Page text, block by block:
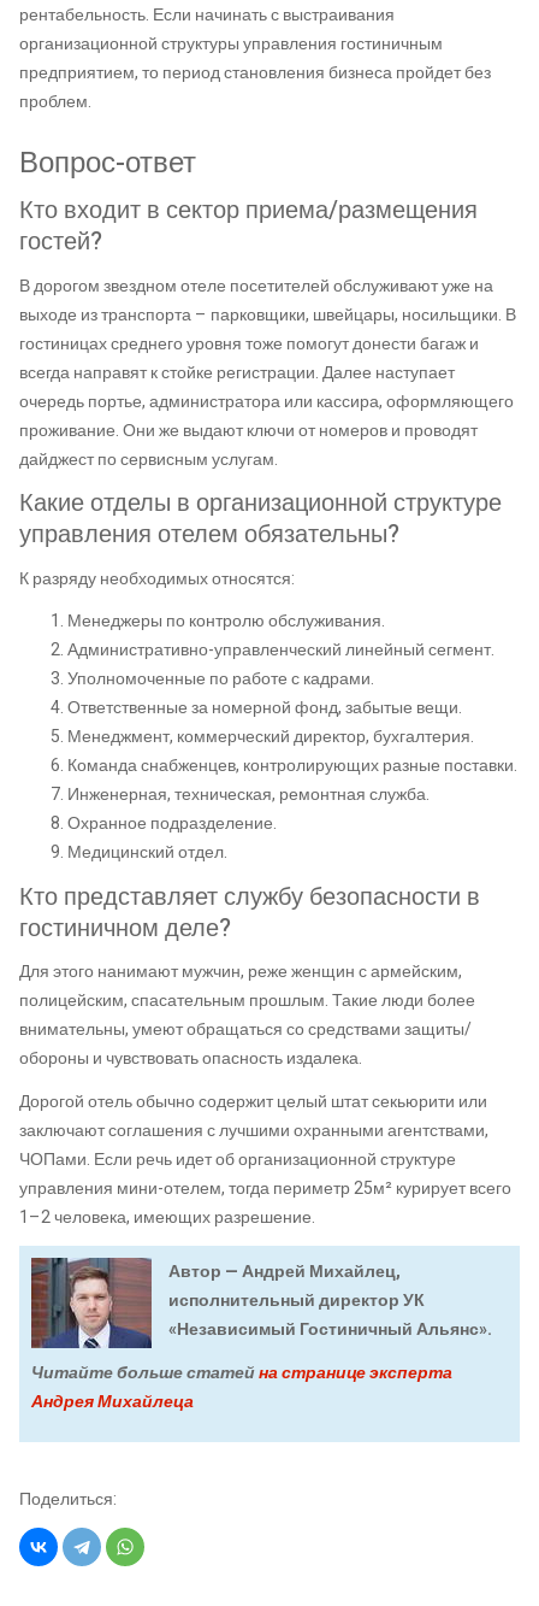
рентабельность. Если начинать с выстраивания
организационной структуры управления гостиничным
предприятием, то период становления бизнеса пройдет без
проблем.
Вопрос-ответ
Кто входит в сектор приема/размещения
гостей?
В дорогом звездном отеле посетителей обслуживают уже на
выходе из транспорта – парковщики, швейцары, носильщики. В
гостиницах среднего уровня тоже помогут донести багаж и
всегда направят к стойке регистрации. Далее наступает
очередь портье, администратора или кассира, оформляющего
проживание. Они же выдают ключи от номеров и проводят
дайджест по сервисным услугам.
Какие отделы в организационной структуре
управления отелем обязательны?
К разряду необходимых относятся:
Менеджеры по контролю обслуживания.
Административно-управленческий линейный сегмент.
Уполномоченные по работе с кадрами.
Ответственные за номерной фонд, забытые вещи.
Менеджмент, коммерческий директор, бухгалтерия.
Команда снабженцев, контролирующих разные поставки.
Инженерная, техническая, ремонтная служба.
Охранное подразделение.
Медицинский отдел.
Кто представляет службу безопасности в
гостиничном деле?
Для этого нанимают мужчин, реже женщин с армейским,
полицейским, спасательным прошлым. Такие люди более
внимательны, умеют обращаться со средствами защиты/
обороны и чувствовать опасность издалека.
Дорогой отель обычно содержит целый штат секьюрити или
заключают соглашения с лучшими охранными агентствами,
ЧОПами. Если речь идет об организационной структуре
управления мини-отелем, тогда периметр 25м² курирует всего
1–2 человека, имеющих разрешение.
Автор — Андрей Михайлец,
исполнительный директор УК
«Независимый Гостиничный Альянс».
Читайте больше статейна странице эксперта
Андрея Михайлеца
Поделиться: